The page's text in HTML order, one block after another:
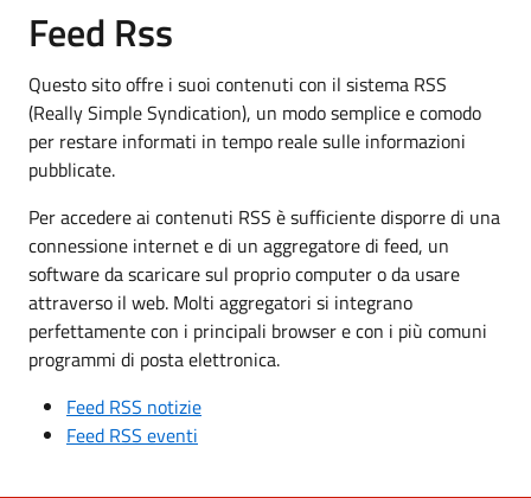
Feed Rss
Questo sito offre i suoi contenuti con il sistema RSS
(Really Simple Syndication), un modo semplice e comodo
per restare informati in tempo reale sulle informazioni
pubblicate.
Per accedere ai contenuti RSS è sufficiente disporre di una
connessione internet e di un aggregatore di feed, un
software da scaricare sul proprio computer o da usare
attraverso il web. Molti aggregatori si integrano
perfettamente con i principali browser e con i più comuni
programmi di posta elettronica.
Feed RSS notizie
Feed RSS eventi